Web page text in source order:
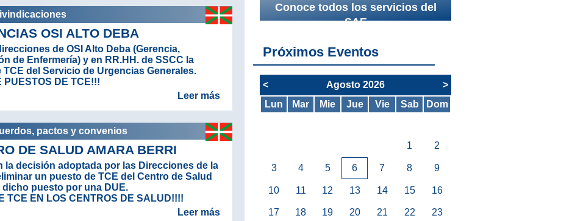
OSI ALTO DEBA
de OSI Alto Deba (Gerencia,
de Enfermería) y en RR.HH. de SSCC la
del Servicio de Urgencias Generales.
PUESTOS DE TCE!!!
Leer más
pactos y convenios
DE SALUD AMARA BERRI
la decisión adoptada por las Direcciones de la
un puesto de TCE del Centro de Salud
puesto por una DUE.
TCE EN LOS CENTROS DE SALUD!!!!
Leer más
Conoce todos los servicios del
SAE
Próximos Eventos
< Agosto 2026
>
Lun
Mar Mie Jue Vie Sab Dom
1 2
3 4 5 6 7 8 9
10 11 12 13 14 15 16
17 18 19 20 21 22 23